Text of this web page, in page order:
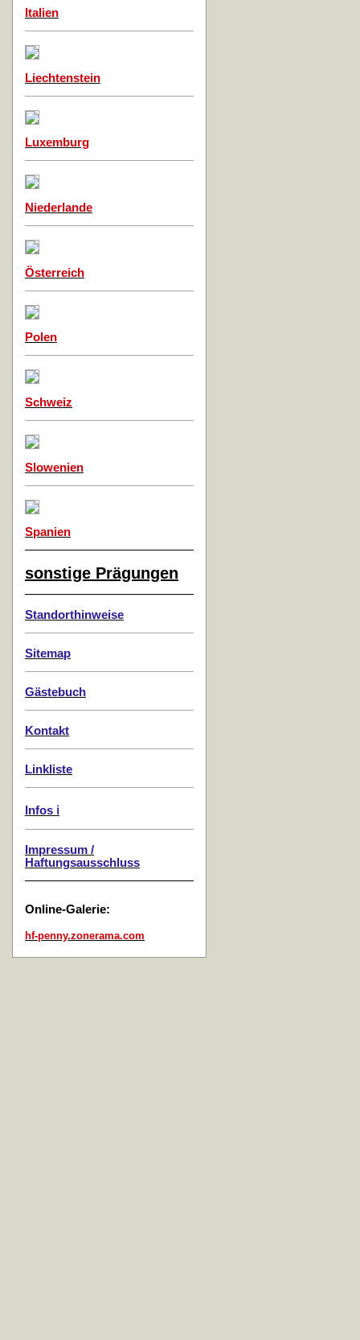
Italien
Liechtenstein
Luxemburg
Niederlande
Österreich
Polen
Schweiz
Slowenien
Spanien
sonstige Prägungen
Standorthinweise
Sitemap
Gästebuch
Kontakt
Linkliste
Infos ℹ️
Impressum /
Haftungsausschluss
Online-Galerie:
hf-penny.zonerama.com